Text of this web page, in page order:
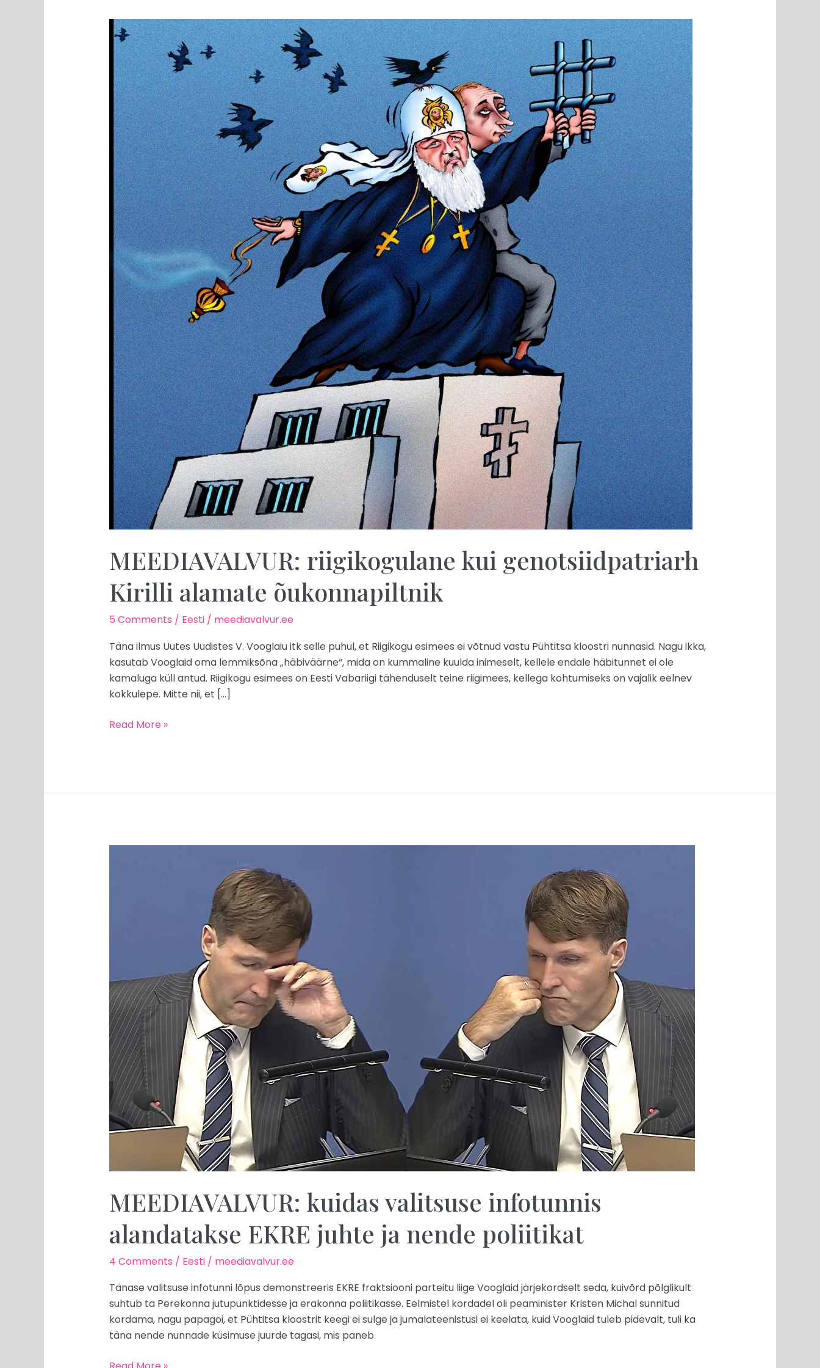
MEEDIAVALVUR: riigikogulane kui genotsiidpatriarh
Kirilli alamate õukonnapiltnik
5 Comments / Eesti/ meediavalvur.ee
Täna ilmus Uutes Uudistes V. Vooglaiu itk selle puhul, et Riigikogu esimees ei võtnud vastu Pühtitsa kloostri nunnasid. Nagu ikka,
kasutab Vooglaid oma lemmiksõna „häbiväärne“, mida on kummaline kuulda inimeselt, kellele endale häbitunnet ei ole
kamaluga küll antud. Riigikogu esimees on Eesti Vabariigi tähenduselt teine riigimees, kellega kohtumiseks on vajalik eelnev
kokkulepe. Mitte nii, et […]
MEEDIAVALVUR:
riigikogulane
kui
genotsiidpatriarh
Kirilli
alamate
õukonnapiltnik
Read More »
MEEDIAVALVUR: kuidas valitsuse infotunnis
alandatakse EKRE juhte ja nende poliitikat
4 Comments / Eesti/ meediavalvur.ee
Tänase valitsuse infotunni lõpus demonstreeris EKRE fraktsiooni parteitu liige Vooglaid järjekordselt seda, kuivõrd põlglikult
suhtub ta Perekonna jutupunktidesse ja erakonna poliitikasse. Eelmistel kordadel oli peaminister Kristen Michal sunnitud
kordama, nagu papagoi, et Pühtitsa kloostrit keegi ei sulge ja jumalateenistusi ei keelata, kuid Vooglaid tuleb pidevalt, tuli ka
täna nende nunnade küsimuse juurde tagasi, mis paneb
nende
poliitikat